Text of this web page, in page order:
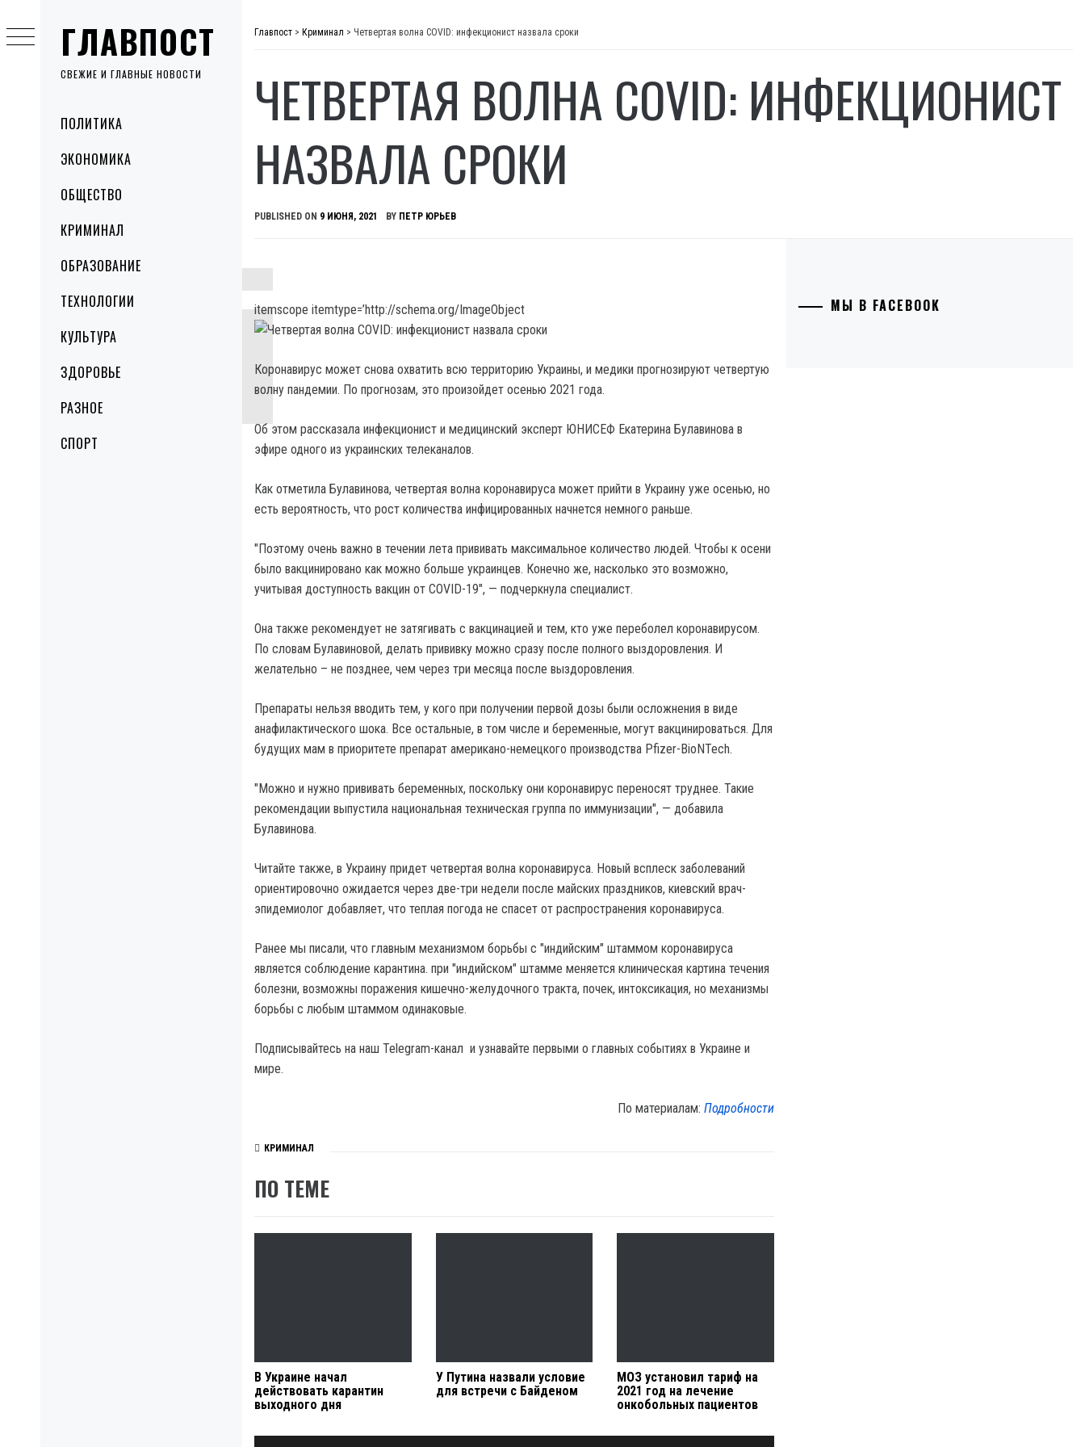
ГЛАВПОСТ
СВЕЖИЕ И ГЛАВНЫЕ НОВОСТИ
MenuПОЛИТИКА
ЭКОНОМИКА
ОБЩЕСТВО
КРИМИНАЛ
ОБРАЗОВАНИЕ
ТЕХНОЛОГИИ
КУЛЬТУРА
ЗДОРОВЬЕ
РАЗНОЕ
СПОРТ
to
content
Главпост > Криминал > Четвертая волна COVID: инфекционист назвала сроки
ЧЕТВЕРТАЯ ВОЛНА COVID: ИНФЕКЦИОНИСТ
НАЗВАЛА СРОКИ
PUBLISHED ON 9 ИЮНЯ, 2021 BY ПЕТР ЮРЬЕВ
itemscope itemtype=’http://schema.org/ImageObject
Коронавирус может снова охватить всю территорию Украины, и медики прогнозируют четвертую
волну пандемии. По прогнозам, это произойдет осенью 2021 года.
Об этом рассказала инфекционист и медицинский эксперт ЮНИСЕФ Екатерина Булавинова в
эфире одного из украинских телеканалов.
Как отметила Булавинова, четвертая волна коронавируса может прийти в Украину уже осенью, но
есть вероятность, что рост количества инфицированных начнется немного раньше.
"Поэтому очень важно в течении лета прививать максимальное количество людей. Чтобы к осени
было вакцинировано как можно больше украинцев. Конечно же, насколько это возможно,
учитывая доступность вакцин от COVID-19", — подчеркнула специалист.
Она также рекомендует не затягивать с вакцинацией и тем, кто уже переболел коронавирусом.
По словам Булавиновой, делать прививку можно сразу после полного выздоровления. И
желательно – не позднее, чем через три месяца после выздоровления.
Препараты нельзя вводить тем, у кого при получении первой дозы были осложнения в виде
анафилактического шока. Все остальные, в том числе и беременные, могут вакцинироваться. Для
будущих мам в приоритете препарат американо-немецкого производства Pfizer-BioNTech.
"Можно и нужно прививать беременных, поскольку они коронавирус переносят труднее. Такие
рекомендации выпустила национальная техническая группа по иммунизации", — добавила
Булавинова.
Читайте также, в Украину придет четвертая волна коронавируса. Новый всплеск заболеваний
ориентировочно ожидается через две-три недели после майских праздников, киевский врач-
эпидемиолог добавляет, что теплая погода не спасет от распространения коронавируса.
Ранее мы писали, что главным механизмом борьбы с "индийским" штаммом коронавируса
является соблюдение карантина. при "индийском" штамме меняется клиническая картина течения
болезни, возможны поражения кишечно-желудочного тракта, почек, интоксикация, но механизмы
борьбы с любым штаммом одинаковые.
Подписывайтесь на наш Telegram-канал и узнавайте первыми о главных событиях в Украине и
мире.
По материалам:Подробности
КРИМИНАЛ
ПО ТЕМЕ
В Украине начал
действовать карантин
выходного дня
У Путина назвали условие
для встречи с Байденом
МОЗ установил тариф на
2021 год на лечение
онкобольных пациентов
МЫ В FACEBOOK